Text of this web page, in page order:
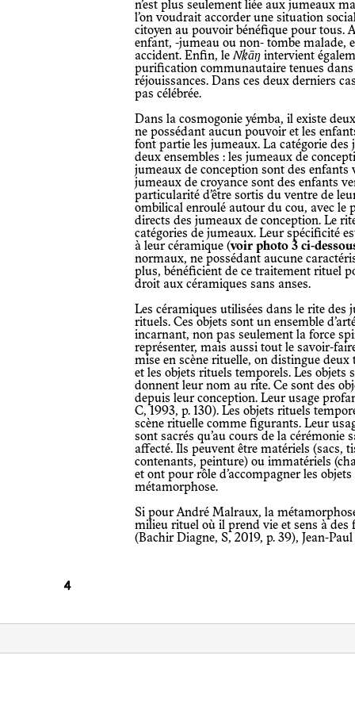
n’est plus seulement liée aux jumeaux
l’on voudrait accorder une situation
citoyen au pouvoir bénéfique pour tous.
enfant, -jumeau ou non- tombe malade,
accident. Enfin, leNkāŋ intervient
purification communautaire tenues dans
réjouissances. Dans ces deux derniers
pas célébrée.
Dans la cosmogonie yémba, il existe deux types d’enfants : les enfants normaux
ne possédant aucun pouvoir et les
font partie les jumeaux. La catégorie des
deux ensembles : les jumeaux de
jumeaux de conception sont des
jumeaux de croyance sont des enfants
particularité d’être sortis du ventre de
ombilical enroulé autour du cou, avec le
directs des jumeaux de conception. Le
catégories de jumeaux. Leur spécificité
à leur céramique (voir photo 3 ci-
normaux, ne possédant aucune
plus, bénéficient de ce traitement rituel
droit aux céramiques sans anses.
Les céramiques utilisées dans le rite des jumeaux yémba relèvent ainsi des objets
rituels. Ces objets sont un ensemble
incarnant, non pas seulement la force
représenter, mais aussi tout le savoir-
mise en scène rituelle, on distingue deux
et les objets rituels temporels. Les objets
donnent leur nom au rite. Ce sont des
depuis leur conception. Leur usage
C, 1993, p. 130). Les objets rituels
scène rituelle comme figurants. Leur
sont sacrés qu’au cours de la cérémonie
affecté. Ils peuvent être matériels (sacs,
contenants, peinture) ou immatériels
et ont pour rôle d’accompagner les
métamorphose.
Si pour André Malraux, la métamorphose de l’objet implique son extraction du
milieu rituel où il prend vie et sens à des
(Bachir Diagne, S, 2019, p. 39), Jean-